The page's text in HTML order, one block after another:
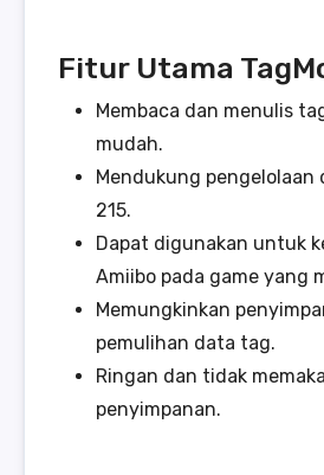
Fitur Utama
Membaca dan menulis
mudah.
Mendukung pengelolaan
215.
Dapat digunakan untuk
Amiibo pada game yang
Memungkinkan
pemulihan data tag.
Ringan dan tidak
penyimpanan.